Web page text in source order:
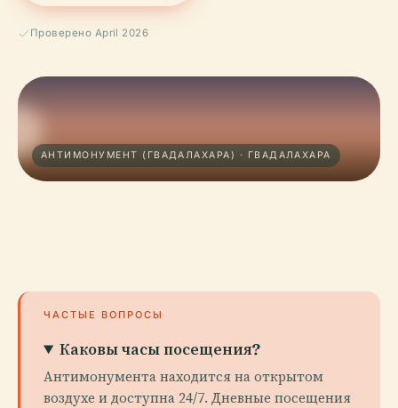
Проверено April 2026
АНТИМОНУМЕНТ (ГВАДАЛАХАРА) · ГВАДАЛАХАРА
ЧАСТЫЕ ВОПРОСЫ
Каковы часы посещения?
Антимонумента находится на открытом
воздухе и доступна 24/7. Дневные посещения